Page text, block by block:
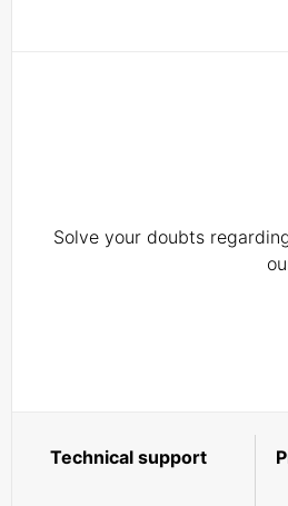
Solve your doubts
Technical support